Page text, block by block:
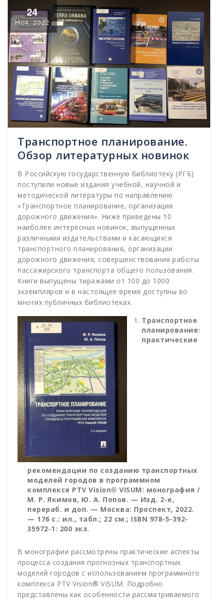
24
Ноя, 2022
Транспортное планирование.
Обзор литературных новинок
В Российскую государственную библиотеку (РГБ)
поступили новые издания учебной, научной и
методической литературы по направлению
«Транспортное планирование, организация
дорожного движения». Ниже приведены 10
наиболее интересных новинок, выпущенных
различными издательствами и касающихся
транспортного планирования, организации
дорожного движения, совершенствования работы
пассажирского транспорта общего пользования.
Книги выпущены тиражами от 100 до 1000
экземпляров и в настоящее время доступны во
многих публичных библиотеках.
Транспортное
планирование:
практические
рекомендации по созданию транспортных
моделей городов в программном
комплексе PTV Vision® VISUM: монография /
М. Р. Якимов, Ю. А. Попов. — Изд. 2-е,
перераб. и доп. — Москва: Проспект, 2022.
— 176 с.: ил., табл.; 22 см.; ISBN 978-5-392-
35972-1: 200 экз.
В монографии рассмотрены практические аспекты
процесса создания прогнозных транспортных
моделей городов с использованием программного
комплекса PTV Vision® VISUM. Подробно
представлены как особенности рассматриваемого